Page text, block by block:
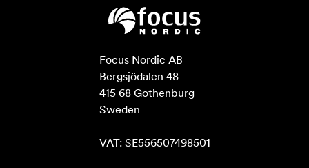
Focus Nordic AB
Bergsjödalen 48
415 68 Gothenburg
Sweden
VAT: SE556507498501